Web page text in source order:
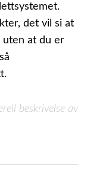
det vil si at
uten at du er
beskrivelse av